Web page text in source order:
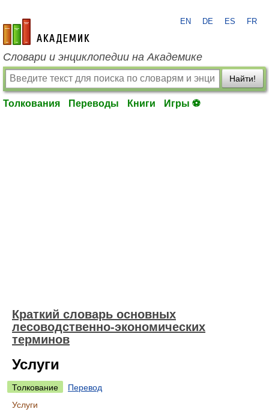
academic.ru
EN DE ES FR
Словари и энциклопедии на Академике
Найти!
Толкования Переводы Книги Игры ⚽
Краткий словарь основных
лесоводственно-экономических
терминов
Услуги
Толкование
Перевод
Услуги